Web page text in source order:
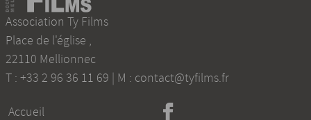
Association Ty Films
Place de l'église ,
22110 Mellionnec
T : +33 2 96 36 11 69 | M : contact@tyfilms.fr
Accueil